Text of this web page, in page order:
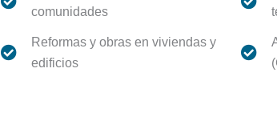
comunidades
Reformas y obras en viviendas y
edificios